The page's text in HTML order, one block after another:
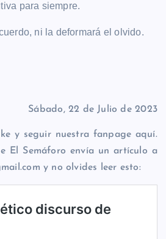
para siempre.
ni la deformará el olvido.
Sábado, 22 de Julio de 2023
y seguir nuestra fanpage aquí.
El Semáforo envía un artículo a
y no olvides leer esto: